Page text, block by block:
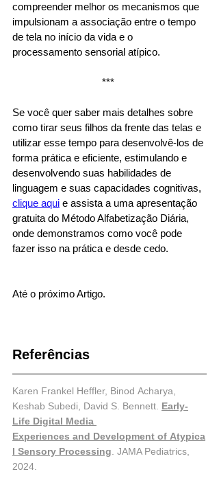
compreender melhor os mecanismos que
impulsionam a associação entre o tempo
de tela no início da vida e o
processamento sensorial atípico.
***
Se você quer saber mais detalhes sobre
como tirar seus filhos da frente das telas e
utilizar esse tempo para desenvolvê-los de
forma prática e eficiente, estimulando e
desenvolvendo suas habilidades de
linguagem e suas capacidades cognitivas,
clique aqui e assista a uma apresentação
gratuita do Método Alfabetização Diária,
onde demonstramos como você pode
fazer isso na prática e desde cedo.
Até o próximo Artigo.
Referências
Karen Frankel Heffler, Binod Acharya,
Keshab Subedi, David S. Bennett. Early-
Life Digital Media
Experiences and Development of Atypica
l Sensory Processing. JAMA Pediatrics,
2024.